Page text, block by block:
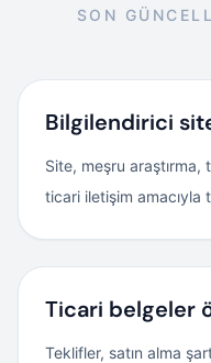
SON
Bilgilendirici
Site, meşru
ticari iletişim amacıyla
Ticari belgeler
Teklifler, satın alma